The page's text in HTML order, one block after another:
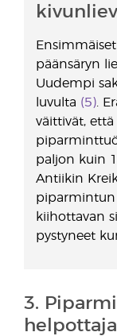
päänsäryn
Uudempi
luvulta (5) .
väittivät, että
paljon kuin
Antiikin
piparmintun
kiihottavan
pystyneet
3.